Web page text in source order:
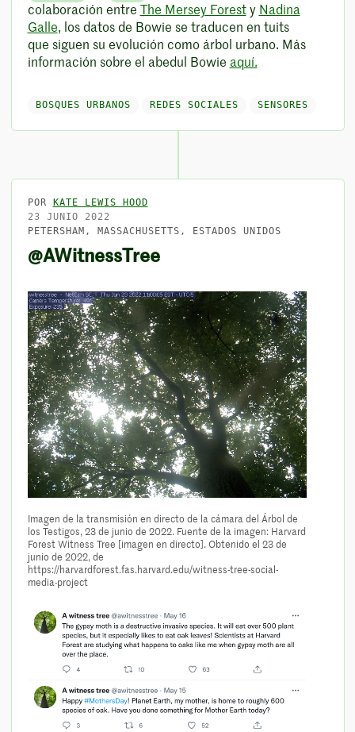
colaboración entre
The Mersey Foresty Nadina
Galle, los datos de Bowie se traducen en tuits
que siguen su evolución como árbol urbano. Más
información sobre el abedul Bowie aquí.
BOSQUES URBANOS REDES SOCIALES SENSORES
POR KATE LEWIS HOOD
23 JUNIO 2022
PETERSHAM, MASSACHUSETTS, ESTADOS UNIDOS
@AWitnessTree
Imagen de la transmisión en directo de la cámara del Árbol de
los Testigos, 23 de junio de 2022. Fuente de la imagen: Harvard
Forest Witness Tree [imagen en directo]. Obtenido el 23 de
junio de 2022, de
https://harvardforest.fas.harvard.edu/witness-tree-social-
media-project